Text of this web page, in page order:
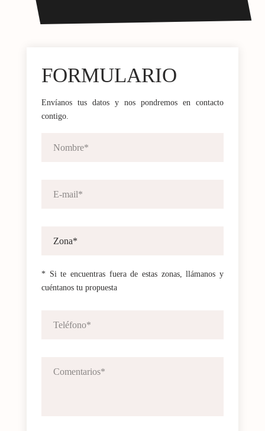
FORMULARIO
Envíanos tus datos y nos pondremos en contacto
contigo.
* Si te encuentras fuera de estas zonas, llámanos y
cuéntanos tu propuesta